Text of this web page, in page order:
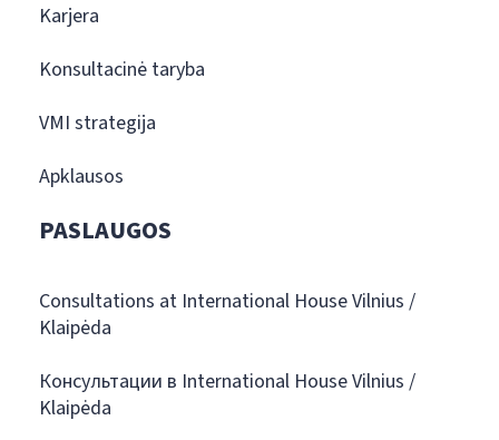
Karjera
Konsultacinė taryba
VMI strategija
Apklausos
PASLAUGOS
Consultations at International House Vilnius /
Klaipėda
Консультации в International House Vilnius /
Klaipėda